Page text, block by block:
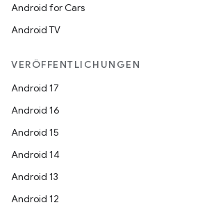
Android for Cars
Android TV
VERÖFFENTLICHUNGEN
Android 17
Android 16
Android 15
Android 14
Android 13
Android 12